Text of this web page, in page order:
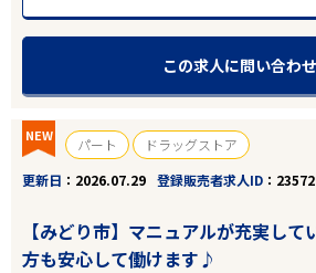
この求人に問い合わ
NEW パート
ドラッグストア
更新日
2026.07.29 登録販売者求人ID
【みどり市】マニュアルが充実し
方も安心して働けます♪